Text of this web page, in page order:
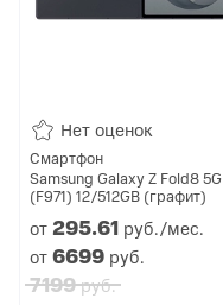
Нет оценок
Смартфон
Samsung Galaxy Z Fold8 5G
(F971) 12/512GB (графит)
от295.61 руб./мес.
от6699 руб.
7199руб.